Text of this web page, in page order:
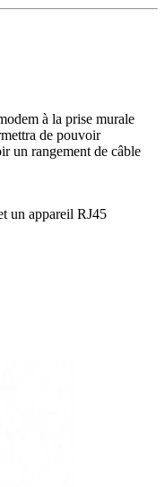
à la prise murale
de pouvoir
un rangement de câble
un appareil RJ45